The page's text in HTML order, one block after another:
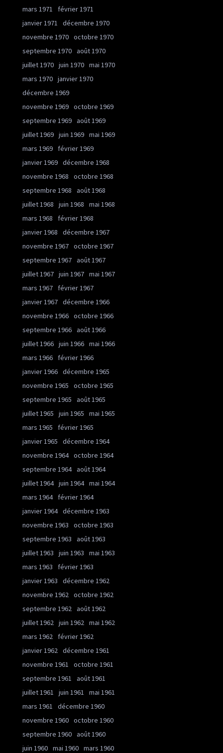
mars 1971
février 1971
janvier 1971
décembre 1970
novembre 1970 octobre 1970
septembre 1970 août 1970
juillet 1970 juin 1970 mai 1970
mars 1970 janvier 1970
décembre 1969
novembre 1969 octobre 1969
septembre 1969 août 1969
juillet 1969 juin 1969 mai 1969
mars 1969
février 1969
janvier 1969 décembre 1968
novembre 1968
octobre 1968
septembre 1968
août 1968
juillet 1968
juin 1968
mai 1968
mars 1968
février 1968
janvier 1968
décembre 1967
novembre 1967 octobre 1967
septembre 1967 août 1967
juillet 1967 juin 1967 mai 1967
mars 1967
février 1967
janvier 1967 décembre 1966
novembre 1966 octobre 1966
septembre 1966 août 1966
juillet 1966 juin 1966 mai 1966
mars 1966
février 1966
janvier 1966 décembre 1965
novembre 1965
octobre 1965
septembre 1965
août 1965
juillet 1965
juin 1965
mai 1965
mars 1965
février 1965
janvier 1965
décembre 1964
novembre 1964 octobre 1964
septembre 1964 août 1964
juillet 1964 juin 1964 mai 1964
mars 1964
février 1964
janvier 1964 décembre 1963
novembre 1963
octobre 1963
septembre 1963
août 1963
juillet 1963
juin 1963
mai 1963
mars 1963
février 1963
janvier 1963
décembre 1962
novembre 1962 octobre 1962
septembre 1962 août 1962
juillet 1962 juin 1962 mai 1962
mars 1962
février 1962
janvier 1962 décembre 1961
novembre 1961
octobre 1961
septembre 1961
août 1961
juillet 1961
juin 1961
mai 1961
mars 1961
décembre 1960
novembre 1960 octobre 1960
septembre 1960 août 1960
juin 1960 mai 1960 mars 1960